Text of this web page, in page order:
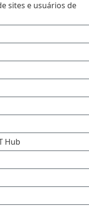
sites e usuários de
Hub